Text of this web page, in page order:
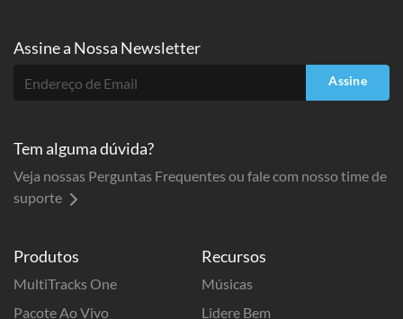
Produtos
MultiTracks One
Pacote Ao Vivo
Recursos
Músicas
Lidere Bem
Assine a Nossa Newsletter
Assine
Tem alguma dúvida?
Veja nossas Perguntas Frequentes ou fale com nosso time de
suporte